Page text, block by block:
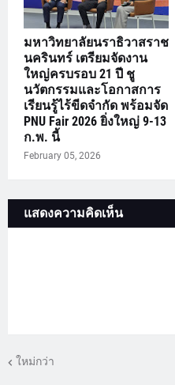
มหาวิทยาลัยนราธิวาสราช
นครินทร์ เตรียมจัดงาน
ใหญ่ครบรอบ 21 ปี ชู
นวัตกรรมและโอกาสการ
เรียนรู้ไร้ขีดจำกัด พร้อมจัด
PNU Fair 2026 ยิ่งใหญ่ 9-13
ก.พ. นี้
February 05, 2026
แสดงความคิดเห็น
ใหม่กว่า